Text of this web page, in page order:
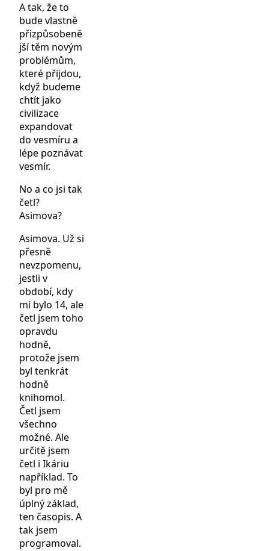
A tak, že to
bude vlastně
přizpůsobeně
jší těm novým
problémům,
které přijdou,
když budeme
chtít jako
civilizace
expandovat
do vesmíru a
lépe poznávat
vesmír.
No a co jsi tak
četl?
Asimova?
Asimova. Už si
přesně
nevzpomenu,
jestli v
období, kdy
mi bylo 14, ale
četl jsem toho
opravdu
hodně,
protože jsem
byl tenkrát
hodně
knihomol.
Četl jsem
všechno
možné. Ale
určitě jsem
četl i Ikáriu
například. To
byl pro mě
úplný základ,
ten časopis. A
tak jsem
programoval.